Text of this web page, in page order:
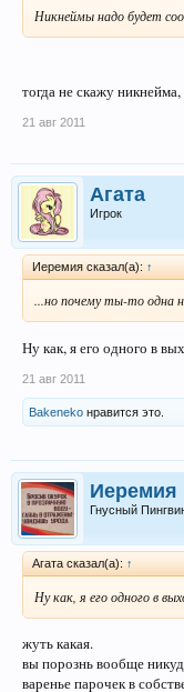
Никнеймы надо будет
тогда не скажу
21 авг 2011
Агата
Игрок
Иеремия сказал(а): ↑
...но почему ты-то одна
Ну как, я его одного в
21 авг 2011
Bakeneko нравится это.
Иеремия
Гнусный
Агата сказал(а): ↑
Ну как, я его одного в
жуть какая.
вы порознь вообще
варенье парочек в